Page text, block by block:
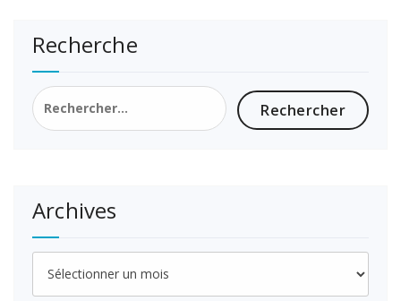
Recherche
Rechercher :
Archives
Archives